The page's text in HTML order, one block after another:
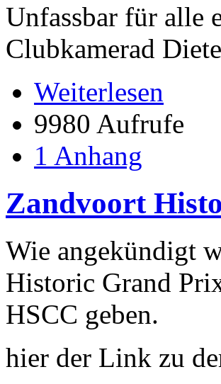
Unfassbar für alle
Clubkamerad
Weiterlesen
9980 Aufrufe
1 Anhang
Zandvoort
Wie angekündigt
Historic Grand
HSCC geben.
hier der Link zu